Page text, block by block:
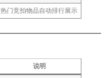
热门竞拍物品自动排行展示
说明